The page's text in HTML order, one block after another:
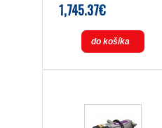
1,745.37€
do košíka